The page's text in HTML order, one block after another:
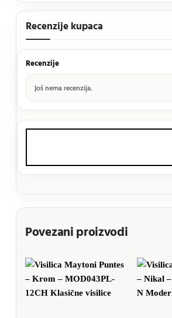
Recenzije kupaca
Recenzije
Još nema recenzija.
Povezani proizvodi